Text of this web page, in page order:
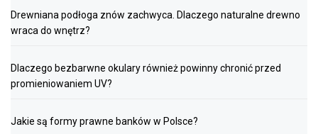
Drewniana podłoga znów zachwyca. Dlaczego naturalne drewno
wraca do wnętrz?
Dlaczego bezbarwne okulary również powinny chronić przed
promieniowaniem UV?
Jakie są formy prawne banków w Polsce?